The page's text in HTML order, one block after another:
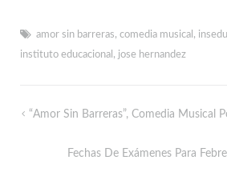
amor sin barreras, comedia musical ,
instituto educacional , jose hernandez
“Amor Sin Barreras”, Comedia Musical
Fechas De Exámenes Para